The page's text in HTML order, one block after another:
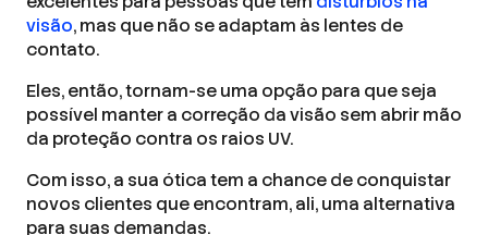
visão, mas que não se adaptam às lentes de
contato.
Eles, então, tornam-se uma opção para que seja
possível manter a correção da visão sem abrir mão
da proteção contra os raios UV.
Com isso, a sua ótica tem a chance de conquistar
novos clientes que encontram, ali, uma alternativa
para suas demandas.